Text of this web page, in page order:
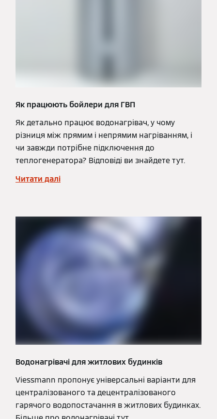
Як працюють бойлери для ГВП
Як детально працює водонагрівач, у чому
різниця між прямим і непрямим нагріванням, і
чи завжди потрібне підключення до
теплогенератора? Відповіді ви знайдете тут.
Читати далі
Водонагрівачі для житлових будинків
Viessmann пропонує універсальні варіанти для
централізованого та децентралізованого
гарячого водопостачання в житлових будинках.